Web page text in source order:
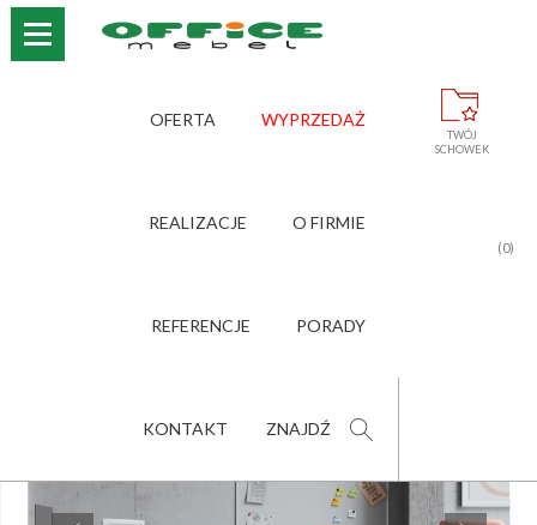
OFERTA WYPRZEDAŻ
REALIZACJE O FIRMIE
REFERENCJE PORADY
KONTAKT ZNAJDŹ
TWÓJ
SCHOWEK
(0)
KRZESŁA I FOTELE OBROTOWE VIOLLE ›